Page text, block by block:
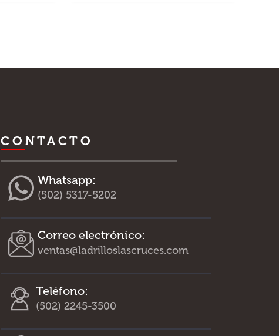
CONTACTO
Whatsapp:
(502) 5317-5202
Correo electrónico:
ventas@ladrilloslascruces.com
Teléfono:
(502) 2245-3500